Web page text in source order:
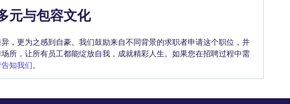
元与包容文化
，更为之感到自豪。我们鼓励来自不同背景的求职者申请这个职位，并
所，让所有员工都能绽放自我，成就精彩人生。如果您在招聘过程中需
知我们。